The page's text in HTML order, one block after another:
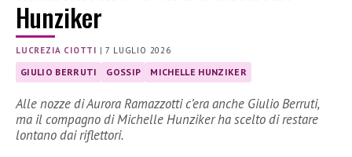
Hunziker
LUCREZIA CIOTTI |7 LUGLIO 2026
GIULIO BERRUTI GOSSIP MICHELLE HUNZIKER
Alle nozze di Aurora Ramazzotti c’era anche Giulio Berruti,
ma il compagno di Michelle Hunziker ha scelto di restare
lontano dai riflettori.